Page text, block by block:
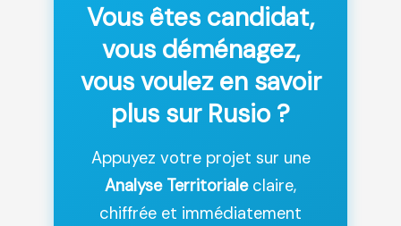
Vous êtes candidat,
vous déménagez,
vous voulez en savoir
plus sur Rusio ?
Appuyez votre projet sur une
Analyse Territorialeclaire,
chiffrée et immédiatement